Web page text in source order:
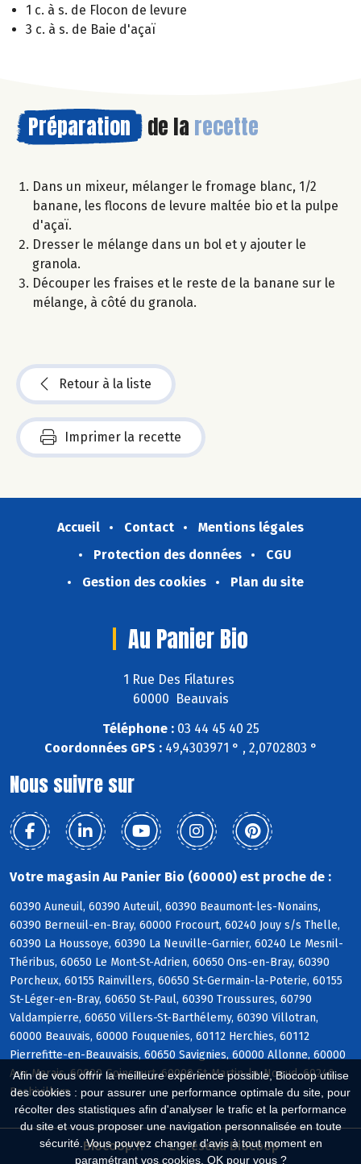
Afin de vous offrir la meilleure expérience possible, Biocoop utilise
des cookies : pour assurer une performance optimale du site, pour
récolter des statistiques afin d'analyser le trafic et la performance
du site et vous proposer une navigation personnalisée en toute
sécurité. Vous pouvez changer d'avis à tout moment en
paramétrant vos cookies. OK pour vous ?
1 c. à s. de Flocon de levure
3 c. à s. de Baie d'açaï
Préparation de la recette
Dans un mixeur, mélanger le fromage blanc, 1/2
banane, les flocons de levure maltée bio et la pulpe
d'açaï.
Dresser le mélange dans un bol et y ajouter le
granola.
Découper les fraises et le reste de la banane sur le
mélange, à côté du granola.
Retour à la liste
Imprimer la recette
Accueil Contact
Mentions légales
Protection des données
CGU
Gestion des cookies
Plan du site
Au Panier Bio
1 Rue Des Filatures
60000 Beauvais
Téléphone :03 44 45 40 25
Coordonnées GPS :49,4303971 ° , 2,0702803 °
Nous suivre sur
Votre magasin Au Panier Bio (60000) est proche de :
60390 Auneuil, 60390 Auteuil, 60390 Beaumont-les-Nonains,
60390 Berneuil-en-Bray, 60000 Frocourt, 60240 Jouy s/s Thelle,
60390 La Houssoye, 60390 La Neuville-Garnier, 60240 Le Mesnil-
Théribus, 60650 Le Mont-St-Adrien, 60650 Ons-en-Bray, 60390
Porcheux, 60155 Rainvillers, 60650 St-Germain-la-Poterie, 60155
St-Léger-en-Bray, 60650 St-Paul, 60390 Troussures, 60790
Valdampierre, 60650 Villers-St-Barthélemy, 60390 Villotran,
60000 Beauvais, 60000 Fouquenies, 60112 Herchies, 60112
Pierrefitte-en-Beauvaisis, 60650 Savignies, 60000 Allonne, 60000
Aux Marais, 60000 Goincourt, 60000 St-Martin-le-Noeud, 60240
Bachivillers
Biocoop.fr
Le réseau Biocoop